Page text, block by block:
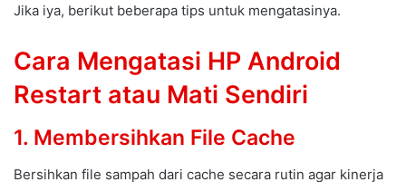
Jika iya, berikut beberapa tips untuk mengatasinya.
Cara Mengatasi HP Android
Restart atau Mati Sendiri
1. Membersihkan File Cache
Bersihkan file sampah dari cache secara rutin agar kinerja